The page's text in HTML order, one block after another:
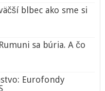
blbec ako sme si
sa búria. A čo
Eurofondy